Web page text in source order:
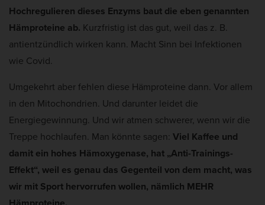
Hochregulieren dieses Enzyms baut die eben genannten
Hämproteine ab. Kurzfristig ist das gut, weil das z. B.
antientzündlich wirken kann. Macht Sinn bei Infektionen
wie Covid.
Umgekehrt aber fehlen diese Hämproteine dann. Vor allem
in den Mitochondrien. Und darunter leidet die
Energiegewinnung. Und wir atmen schwerer, wenn wir die
Treppe hochlaufen. Man könnte sagen: Viel Kaffee und
damit ein hohes Hämoxygenase, hat „Anti-Trainings-
Effekt“, weil es genau das Gegenteil von dem macht, was
wir mit Sport hervorrufen wollen, nämlich MEHR